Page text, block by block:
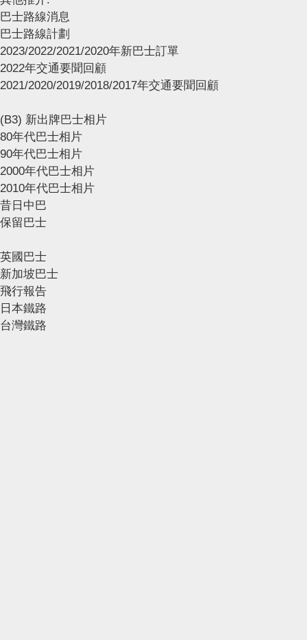
巴士路線消息
巴士路線計劃
2023/2022/2021/2020年新巴士訂單
2022年交通要聞回顧
2021/2020/2019/2018/2017年交通要聞回顧
(B3) 新出牌巴士相片
80年代巴士相片
90年代巴士相片
2000年代巴士相片
2010年代巴士相片
昔日中巴
保留巴士
英國巴士
新加坡巴士
飛行報告
日本鐵路
台灣鐵路